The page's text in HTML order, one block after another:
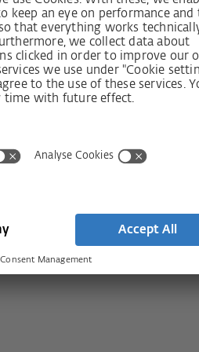
Recibir
Empresa
Compromiso social